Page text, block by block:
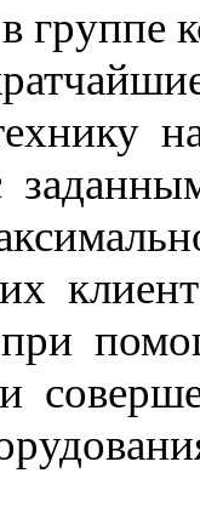
при